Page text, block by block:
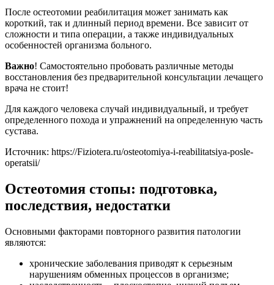
После остеотомии реабилитация может занимать как
короткий, так и длинный период времени. Все зависит от
сложности и типа операции, а также индивидуальных
особенностей организма больного.
Важно! Самостоятельно пробовать различные методы
восстановления без предварительной консультации лечащего
врача не стоит!
Для каждого человека случай индивидуальный, и требует
определенного похода и упражнений на определенную часть
сустава.
Источник: https://Fiziotera.ru/osteotomiya-i-reabilitatsiya-posle-
operatsii/
Остеотомия стопы: подготовка,
последствия, недостатки
Основными факторами повторного развития патологии
являются:
хронические заболевания приводят к серьезным
нарушениям обменных процессов в организме;